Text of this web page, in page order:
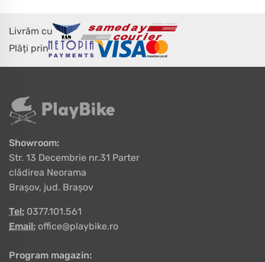
Livrăm cu
Plăți prin
Showroom:
Str. 13 Decembrie nr.31 Parter
clădirea Neorama
Brașov, jud. Brașov
Tel: 0377.101.561
Email: office@playbike.ro
Program magazin: